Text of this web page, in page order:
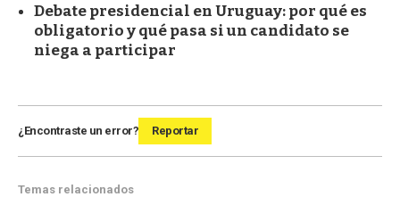
Debate presidencial en Uruguay: por qué es
obligatorio y qué pasa si un candidato se
niega a participar
¿Encontraste un error? Reportar
Temas relacionados